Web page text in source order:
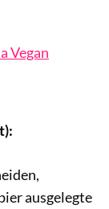
Vegan
ausgelegte